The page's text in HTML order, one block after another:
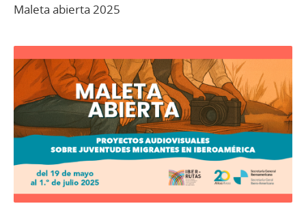
Maleta abierta 2025